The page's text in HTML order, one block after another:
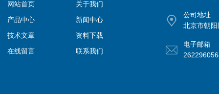
网站首页
关于我们
产品中心
新闻中心
技术文章
资料下载
在线留言
联系我们
公司地址
北京市朝
电子邮箱